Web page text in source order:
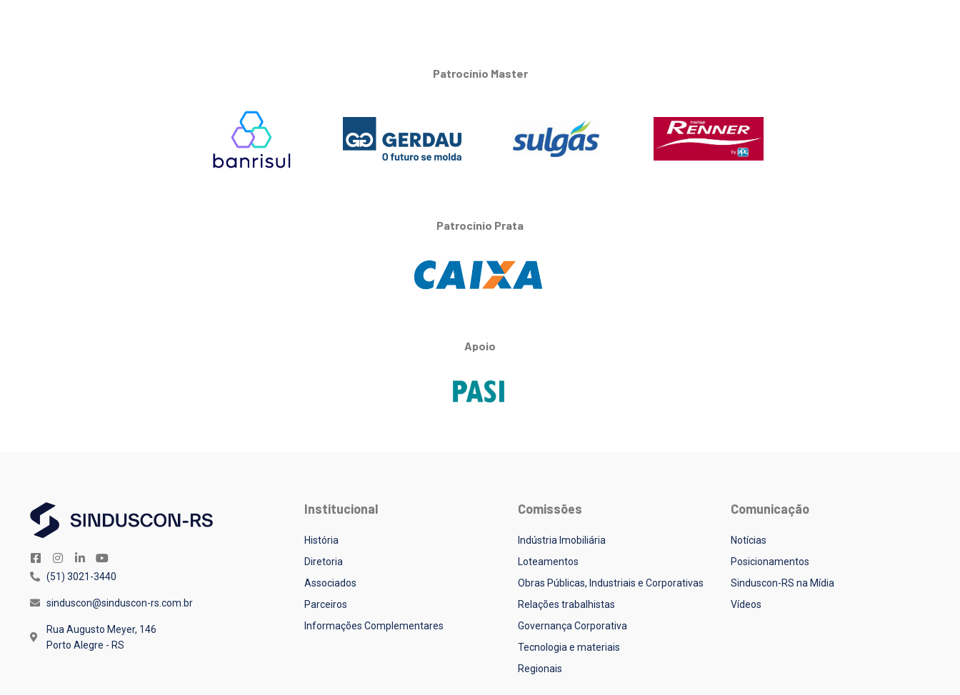
Patrocínio Master
Patrocínio Prata
Apoio
(51) 3021-3440
sinduscon@sinduscon-rs.com.br
Rua Augusto Meyer, 146
Porto Alegre - RS
Institucional
História
Diretoria
Associados
Parceiros
Informações Complementares
Comissões
Indústria Imobiliária
Loteamentos
Obras Públicas, Industriais e Corporativas
Relações trabalhistas
Governança Corporativa
Tecnologia e materiais
Regionais
Comunicação
Notícias
Posicionamentos
Sinduscon-RS na Mídia
Vídeos